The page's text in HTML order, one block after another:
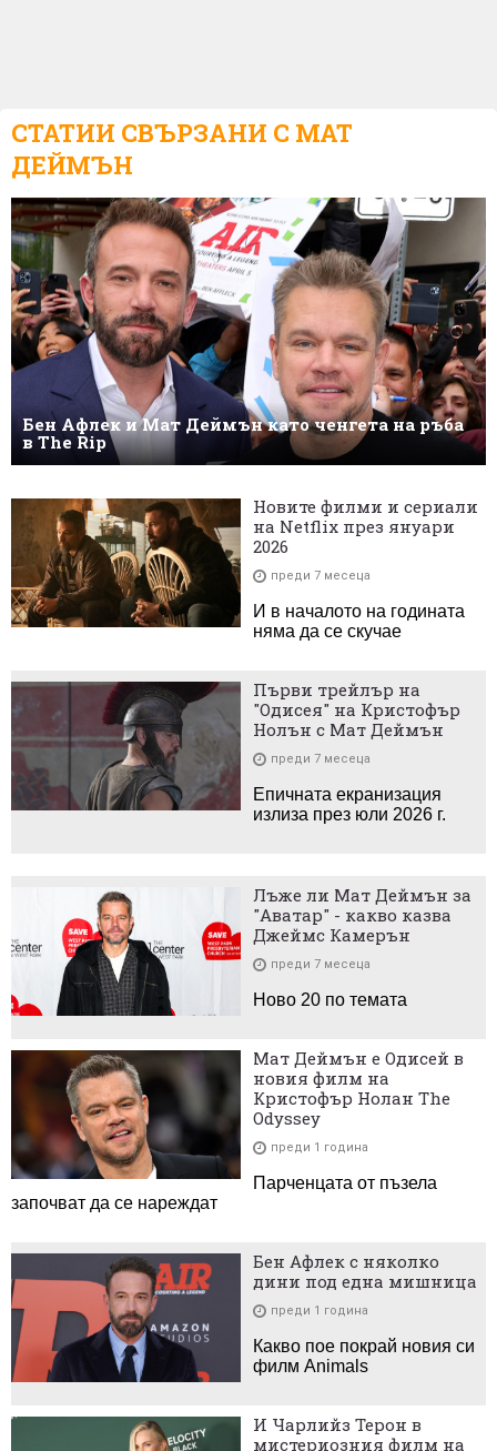
СТАТИИ СВЪРЗАНИ С МАТ
ДЕЙМЪН
Бен Афлек и Мат Деймън като ченгета на ръба
в The Rip
Новите филми и сериали
на Netflix през януари
2026
преди 7 месеца
И в началото на годината
няма да се скучае
Първи трейлър на
"Одисея" на Кристофър
Нолън с Мат Деймън
преди 7 месеца
Епичната екранизация
излиза през юли 2026 г.
Лъже ли Мат Деймън за
"Аватар" - какво казва
Джеймс Камерън
преди 7 месеца
Ново 20 по темата
Мат Деймън е Одисей в
новия филм на
Кристофър Нолан The
Odyssey
преди 1 година
Парченцата от пъзела
започват да се нареждат
Бен Афлек с няколко
дини под една мишница
преди 1 година
Какво пое покрай новия си
филм Animals
И Чарлийз Терон в
мистериозния филм на